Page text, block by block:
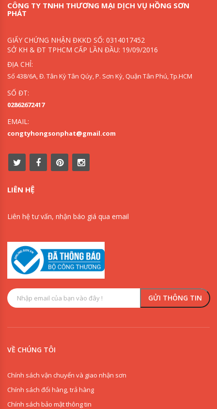
CÔNG TY TNHH THƯƠNG MẠI DỊCH VỤ HỒNG SƠN
PHÁT
GIẤY CHỨNG NHẬN ĐKKD SỐ: 0314017452
SỞ KH & ĐT TPHCM CẤP LẦN ĐẦU: 19/09/2016
ĐỊA CHỈ:
Số 438/6A, Đ. Tân Kỳ Tân Qúy, P. Sơn Kỳ, Quận Tân Phú, Tp.HCM
SỐ ĐT:
02862672417
EMAIL:
congtyhongsonphat@gmail.com
LIÊN HỆ
Liên hệ tư vấn, nhận báo giá qua email
VỀ CHÚNG TÔI
Chính sách vận chuyển và giao nhận sơn
Chính sách đổi hàng, trả hàng
Chính sách bảo mật thông tin